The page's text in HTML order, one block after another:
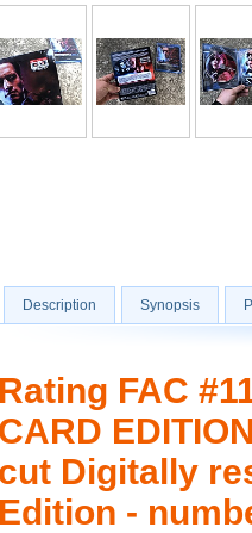
Description Synopsis
Rating FAC
CARD
cut Digitally
Edition -